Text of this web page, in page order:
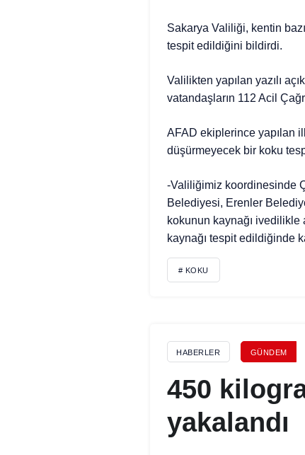
Sakarya Valiliği, kentin
tespit edildiğini bildirdi.
Valilikten yapılan yazılı
vatandaşların 112 Acil
AFAD ekiplerince yapılan
düşürmeyecek bir koku
-Valiliğimiz koordinesinde
Belediyesi, Erenler
kokunun kaynağı ivedilikle
kaynağı tespit edildiğinde
# KOKU
HABERLER GÜNDEM
450
yakalandı